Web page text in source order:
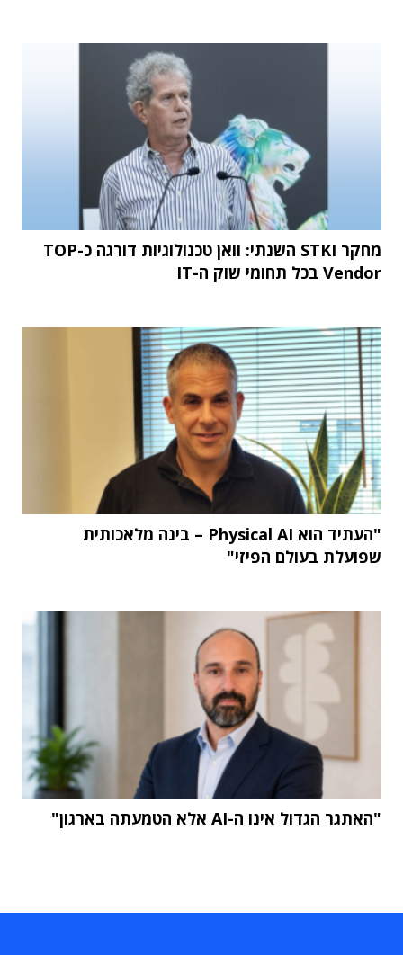
מחקר STKI השנתי: וואן טכנולוגיות דורגה כ-TOP
Vendor בכל תחומי שוק ה-IT
"העתיד הוא Physical AI – בינה מלאכותית
שפועלת בעולם הפיזי"
"האתגר הגדול אינו ה-AI אלא הטמעתה בארגון"